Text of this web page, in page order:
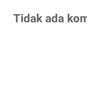
Tidak ada